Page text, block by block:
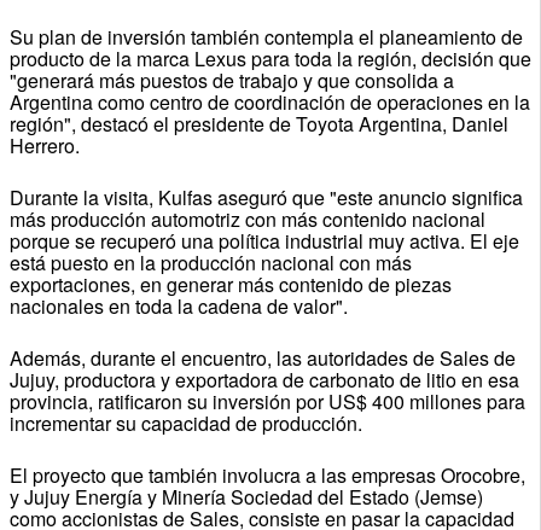
Su plan de inversión también contempla el planeamiento de
producto de la marca Lexus para toda la región, decisión que
"generará más puestos de trabajo y que consolida a
Argentina como centro de coordinación de operaciones en la
región", destacó el presidente de Toyota Argentina, Daniel
Herrero.
Durante la visita, Kulfas aseguró que "este anuncio significa
más producción automotriz con más contenido nacional
porque se recuperó una política industrial muy activa. El eje
está puesto en la producción nacional con más
exportaciones, en generar más contenido de piezas
nacionales en toda la cadena de valor".
Además, durante el encuentro, las autoridades de Sales de
Jujuy, productora y exportadora de carbonato de litio en esa
provincia, ratificaron su inversión por US$ 400 millones para
incrementar su capacidad de producción.
El proyecto que también involucra a las empresas Orocobre,
y Jujuy Energía y Minería Sociedad del Estado (Jemse)
como accionistas de Sales, consiste en pasar la capacidad